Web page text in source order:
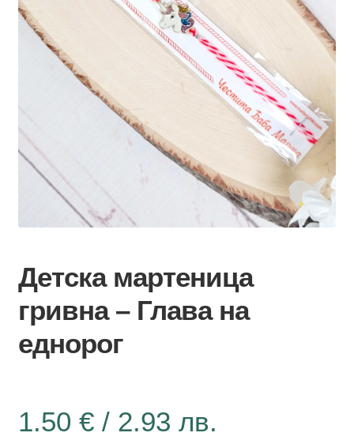
Детска мартеница
гривна – Глава на
еднорог
1.50 €/ 2.93 лв.